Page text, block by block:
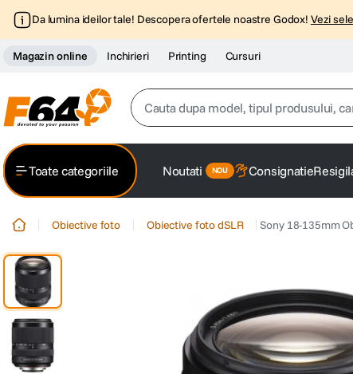
Da lumina ideilor tale! Descopera ofertele noastre Godox! Vezi
Magazin online Inchirieri Printing Cursuri
Cauta dupa model, tipul produsului,
2. trepied
peak design
canon sx740 hs
Toate categoriile Noutati Consignatie
Obiective foto Obiective foto dSLR Sony 18-135mm